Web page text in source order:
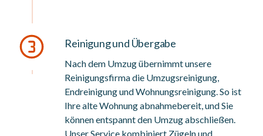
Reinigung und Übergabe
Nach dem Umzug übernimmt unsere
Reinigungsfirma die Umzugsreinigung,
Endreinigung und Wohnungsreinigung. So ist
Ihre alte Wohnung abnahmebereit, und Sie
können entspannt den Umzug abschließen.
Unser Service kombiniert Zügeln und